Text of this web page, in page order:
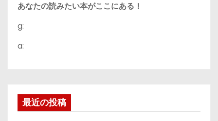
あなたの読みたい本がここにある！
g:
a:
最近の投稿